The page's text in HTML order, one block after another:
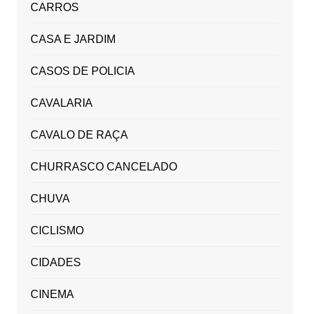
CARROS
CASA E JARDIM
CASOS DE POLICIA
CAVALARIA
CAVALO DE RAÇA
CHURRASCO CANCELADO
CHUVA
CICLISMO
CIDADES
CINEMA